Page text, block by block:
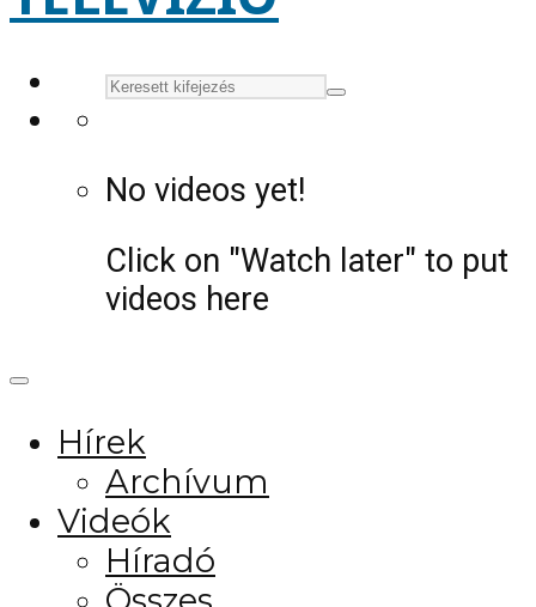
No videos yet!
Click on "Watch later" to put
videos here
Hírek
Archívum
Videók
Híradó